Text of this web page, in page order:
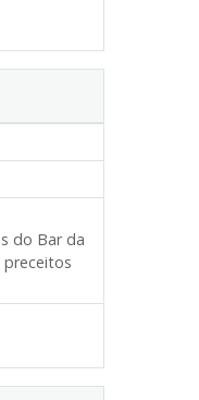
do Bar da